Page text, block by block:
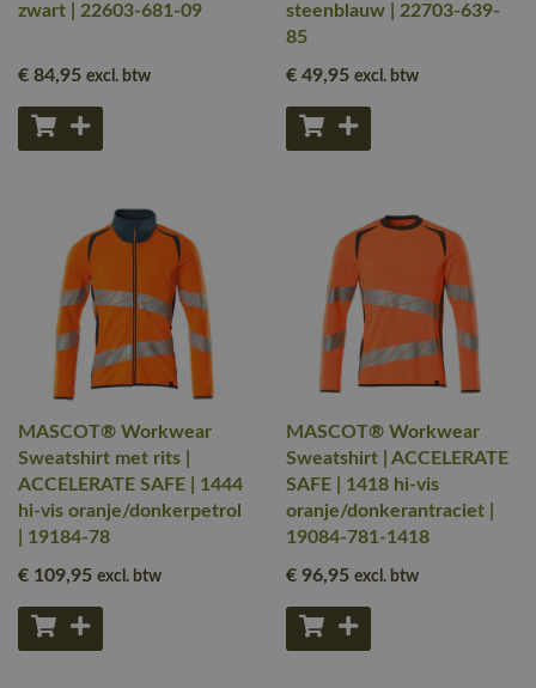
zwart | 22603-681-09
€ 84,95 excl. btw
steenblauw | 22703-639-
85
€ 49,95 excl. btw
MASCOT® Workwear
Sweatshirt met rits |
ACCELERATE SAFE | 1444
hi-vis oranje/donkerpetrol
| 19184-78
€ 109,95 excl. btw
MASCOT® Workwear
Sweatshirt | ACCELERATE
SAFE | 1418 hi-vis
oranje/donkerantraciet |
19084-781-1418
€ 96,95 excl. btw